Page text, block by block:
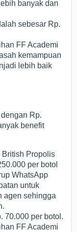
banyak dan
sebesar Rp.
FF Academi
kemampuan
lebih baik
Rp.
benefit
British Propolis
per botol
WhatsApp
untuk
agen sehingga
70.000 per botol.
FF Academi